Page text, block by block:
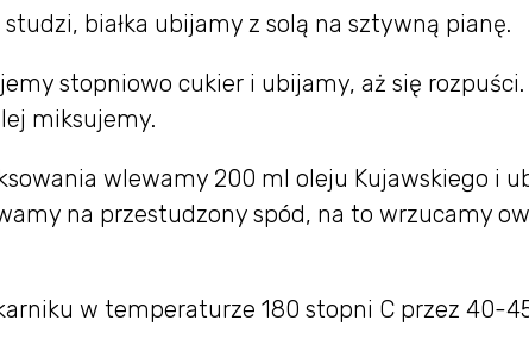
studzi, białka ubijamy z solą na sztywną pianę.
stopniowo cukier i ubijamy, aż się
miksujemy.
wlewamy 200 ml oleju Kujawskiego i
na przestudzony spód, na to wrzucamy
w temperaturze 180 stopni C przez 40-